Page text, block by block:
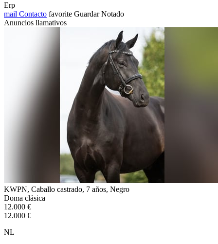
Erp
mail Contacto favorite Guardar Notado
Anuncios llamativos
KWPN, Caballo castrado, 7 años, Negro
Doma clásica
12.000 €
12.000 €
NL